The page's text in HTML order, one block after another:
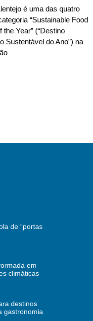
é uma das quatro
“Sustainable Food
the Year” (“Destino
Sustentável do Ano”) na
de “portas
em
climáticas
destinos
gastronomia